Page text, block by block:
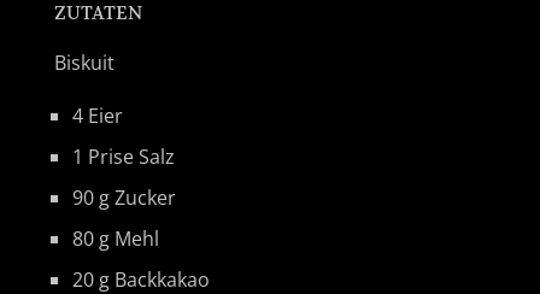
ZUTATEN
Biskuit
4 Eier
1 Prise Salz
90 g Zucker
80 g Mehl
20 g Backkakao